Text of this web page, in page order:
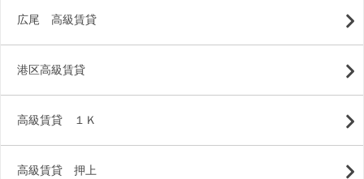
広尾 高級賃貸
港区高級賃貸
高級賃貸 １Ｋ
高級賃貸 押上